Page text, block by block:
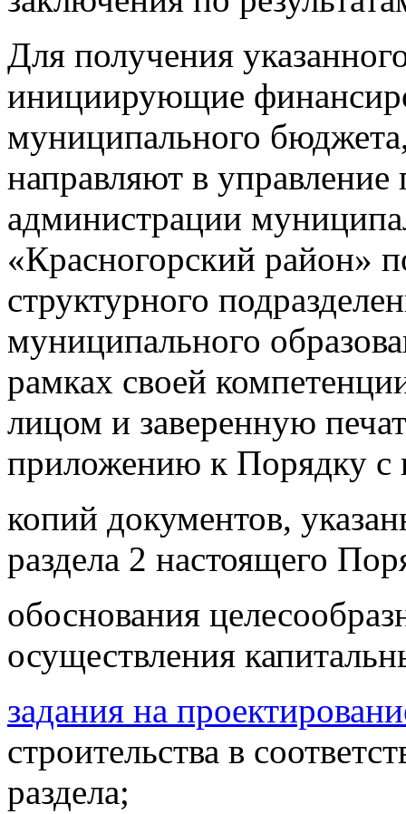
Для получения
инициирующие
муниципального
направляют в управление
администрации
«Красногорский район»
структурного
муниципального
рамках своей
лицом и заверенную
приложению к Порядку с
копий документов,
раздела 2 настоящего
обоснования
осуществления
задания на
строительства в
раздела;